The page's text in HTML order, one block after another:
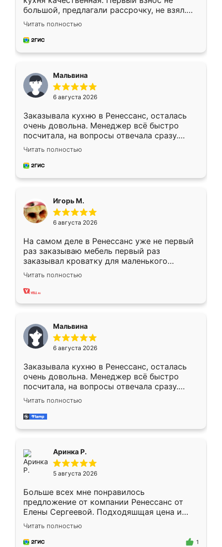
большой, предлагали рассрочку, не взял.
Ждал меньше месяца, сборщик с прямыми
руками. По цене вышло адекватно.
Рекомендую!
Читать полностью
Мальвина
6 августа 2026
Заказывала кухню в Ренессанс, осталась
очень довольна. Менеджер всё быстро
посчитала, на вопросы отвечала сразу.
Замерщик приехал в субботу, подошёл к
делу со всей ответственностью. Собрали
за день, ребята работали аккуратно, даже
Читать полностью
Игорь М.
6 августа 2026
На самом деле в Ренессанс уже не первый
раз заказываю мебель первый раз
заказывал кроватку для маленького
ребёнка при его рождении ,во второй раз
заказал шкаф-купе. По качеству очень
хорошее сборка достаточно быстрая,
меньше, здесь же он более разнообразный.
Мне нравится ,если что-то потребуется из
мебели буду заказывать только здесь.
Читать полностью
Мальвина
6 августа 2026
Заказывала кухню в Ренессанс, осталась
очень довольна. Менеджер всё быстро
посчитала, на вопросы отвечала сразу.
Замерщик приехал в субботу, подошёл к
делу со всей ответственностью. Собрали
за день, ребята работали аккуратно, даже
Читать полностью
Аринка Р.
5 августа 2026
Больше всех мне понравилось
предложение от компании Ренессанс от
Елены Сергеевой. Подходяшщая цена и
короткие сроки изготовления. Приехавший
для замера сотрудник Владислав
предложил по моему эскизу самый
Читать полностью
1